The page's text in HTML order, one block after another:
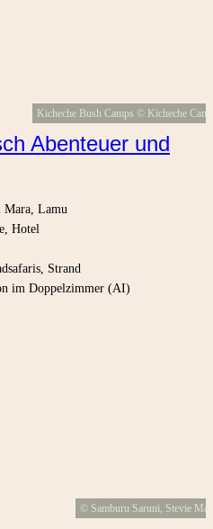
Kicheche Bush Camps © Kicheche
Abenteuer und
Mara, Lamu
Hotel
Strand
im Doppelzimmer (AI)
© Samburu Saruni, Stevie